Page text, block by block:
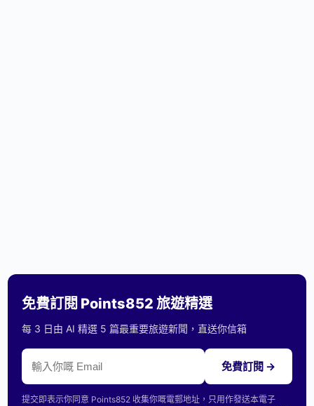
免費訂閱 Points852 旅遊精選
每 3 日由 AI 精選 5 篇最重要旅遊新聞，直送你信箱
免費訂閱 →
提交即表示你同意 Points852 收集你嘅電郵地址，只用作發送本電子